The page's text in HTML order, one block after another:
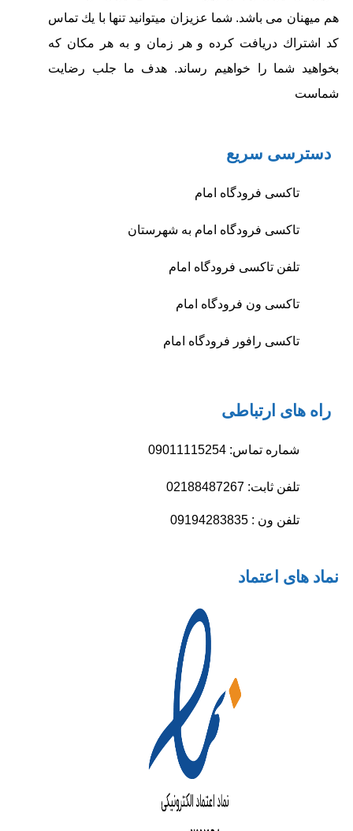
هم میهنان می باشد. شما عزيزان ميتوانيد تنها با يك تماس‏
كد اشتراك دريافت كرده و هر زمان و به هر مكان كه
بخواهيد شما را خواهيم رساند. هدف ما جلب رضايت
شماست
دسترسی سریع
تاکسی فرودگاه امام
تاکسی فرودگاه امام به شهرستان
تلفن تاکسی فرودگاه امام
تاکسی ون فرودگاه امام
تاکسی رافور فرودگاه امام
راه های ارتباطی
شماره تماس: 09011115254
تلفن ثابت: 02188487267
تلفن ون : 09194283835
نماد های اعتماد